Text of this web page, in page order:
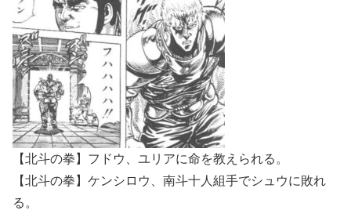
【北斗の拳】フドウ、ユリアに命を教えられる。
【北斗の拳】ケンシロウ、南斗十人組手でシュウに敗れ
る。